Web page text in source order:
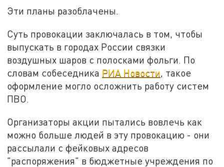
Эти планы разоблачены.
Суть провокации заключалась в том, чтобы
выпускать в городах России связки
воздушных шаров с полосками фольги. По
словам собеседника РИА Новости, такое
оформление могло осложнить работу систем
ПВО.
Организаторы акции пытались вовлечь как
можно больше людей в эту провокацию - они
рассылали с фейковых адресов
"распоряжения" в бюджетные учреждения по